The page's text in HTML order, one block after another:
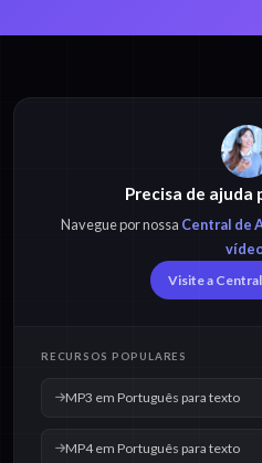
M4A em Português
para texto
OGG em Português
Precisa de ajuda
Navegue por nossa Central de
Visite a
RECURSOS POPULARES
MP3 em Português para texto
MP4 em Português para texto